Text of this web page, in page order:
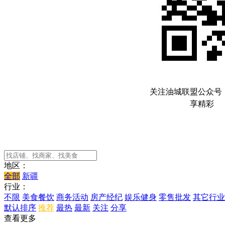
关注油城联盟公众号
享精彩
地区：
全部 新疆
行业：
不限 美食餐饮 商务活动 房产经纪 娱乐健身 零售批发 其它行业
默认排序 推荐 最热 最新 关注 分享
查看更多